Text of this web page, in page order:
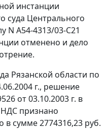
инстанции
суда Центрального
N А54-4313/03-С21
отменено и дело
Рязанской области по
г., решение
от 03.10.2003 г. в
признано
в сумме 2774316,23 руб.